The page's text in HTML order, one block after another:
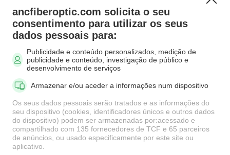
Cabo de fibra óptica
Categorias populares
Mpo Cabo de fibra
óptica
Cabo de fibra óptica
Patch
Adaptadores de Fibra
Óptica
de remendo da fibra
Fibra Óptica Pigtail
Atenuador da fibra
ancfiberoptic.com solicita o seu
consentimento para utilizar os seus
dados pessoais para:
Publicidade e conteúdo personalizados, medição de
publicidade e conteúdo, investigação de público e
desenvolvimento de serviços
Armazenar e/ou aceder a informações num dispositivo
Os seus dados pessoais serão tratados e as informações do
seu dispositivo (cookies, identificadores únicos e outros dados
do dispositivo) podem ser armazenadas por:acessado e
compartilhado com 135 fornecedores de TCF e 65 parceiros
de anúncios, ou usado especificamente por este site ou
aplicativo.